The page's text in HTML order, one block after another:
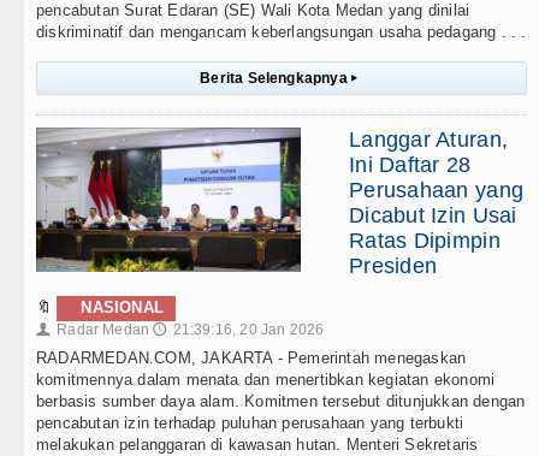
pencabutan Surat Edaran (SE) Wali Kota Medan yang dinilai
diskriminatif dan mengancam keberlangsungan usaha pedagang . . .
Berita Selengkapnya ▸
Langgar Aturan,
Ini Daftar 28
Perusahaan yang
Dicabut Izin Usai
Ratas Dipimpin
Presiden
🔖 NASIONAL
👤 Radar Medan 🕔 21:39:16, 20 Jan 2026
RADARMEDAN.COM, JAKARTA - Pemerintah menegaskan
komitmennya dalam menata dan menertibkan kegiatan ekonomi
berbasis sumber daya alam. Komitmen tersebut ditunjukkan dengan
pencabutan izin terhadap puluhan perusahaan yang terbukti
melakukan pelanggaran di kawasan hutan. Menteri Sekretaris